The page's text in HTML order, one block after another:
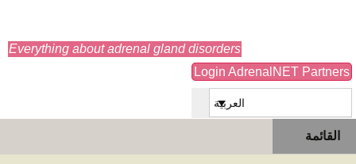
Everything about adrenal gland disorders
Login AdrenalNET Partners
العربية
القائمة
البحث